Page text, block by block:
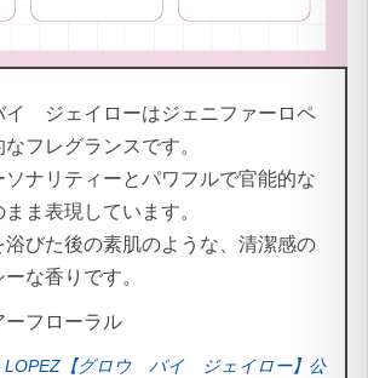
ジェイローはジェニファーロペ
フレグランスです。
ソナリティーとパワフルで官能的な
ま表現しています。
浴びた後の素肌のような、清潔感の
な香りです。
ーフローラル
LOPEZ【グロウ バイ ジェイロー】公